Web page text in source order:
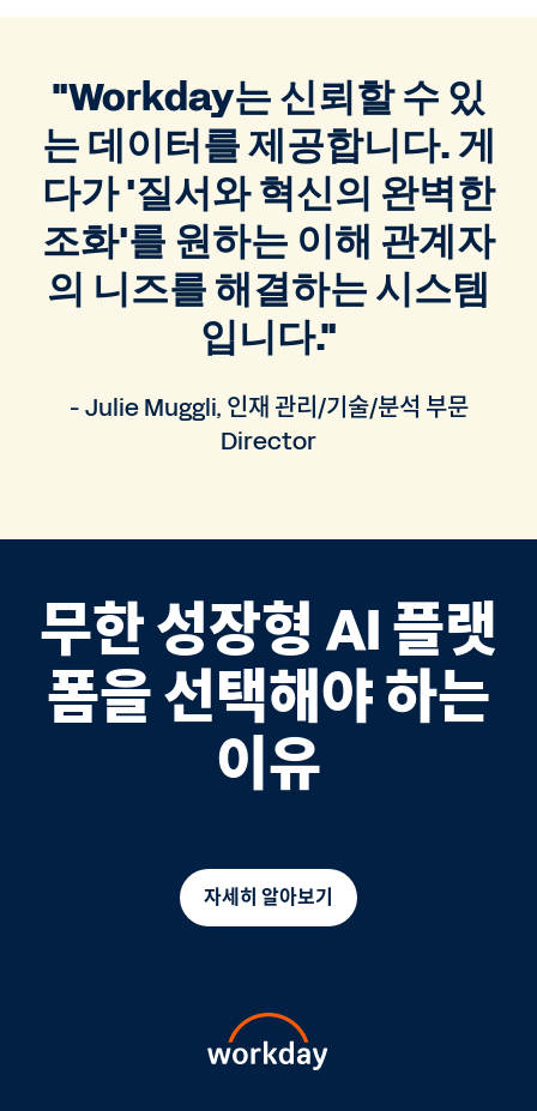
"Workday는 신뢰할 수 있
는 데이터를 제공합니다. 게
다가 '질서와 혁신의 완벽한
조화'를 원하는 이해 관계자
의 니즈를 해결하는 시스템
입니다."
- Julie Muggli, 인재 관리/기술/분석 부문
Director
무한 성장형 AI 플랫
폼을 선택해야 하는
이유
자세히 알아보기